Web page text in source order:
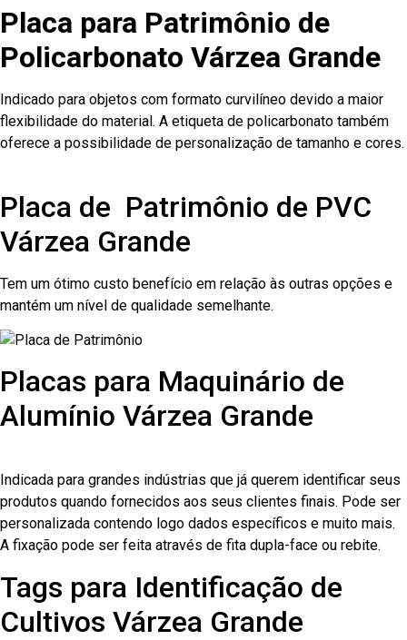
Placa para Patrimônio de
Policarbonato Várzea Grande
Indicado para objetos com formato curvilíneo devido a maior
flexibilidade do material. A etiqueta de policarbonato também
oferece a possibilidade de personalização de tamanho e cores.
Placa de Patrimônio de PVC
Várzea Grande
Tem um ótimo custo benefício em relação às outras opções e
mantém um nível de qualidade semelhante.
Placas para Maquinário de
Alumínio Várzea Grande
Indicada para grandes indústrias que já querem identificar seus
produtos quando fornecidos aos seus clientes finais. Pode ser
personalizada contendo logo dados específicos e muito mais.
A fixação pode ser feita através de fita dupla-face ou rebite.
Tags para Identificação de
Cultivos Várzea Grande